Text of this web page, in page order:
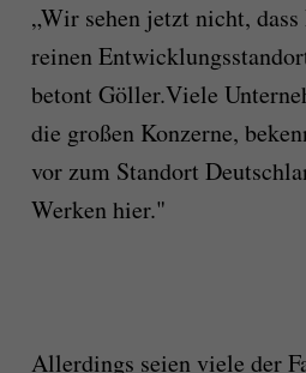
„Wir sehen jetzt nicht,
reinen
betont Göller.Viele
die großen Konzerne,
vor zum Standort
Werken hier."
Allerdings seien viele der